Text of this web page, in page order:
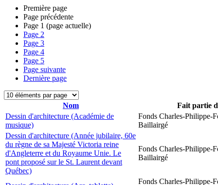
Première page
Page précédente
Page 1 (page actuelle)
Page 2
Page 3
Page 4
Page 5
Page suivante
Dernière page
Nom
Fait partie
Dessin d'architecture (Académie de
musique)
Fonds Charles-Philippe-
Baillairgé
Dessin d'architecture (Année jubilaire, 60e
du règne de sa Majesté Victoria reine
d'Angleterre et du Royaume Unie. Le
pont proposé sur le St. Laurent devant
Québec)
Fonds Charles-Philippe-
Baillairgé
Fonds Charles-Philippe-